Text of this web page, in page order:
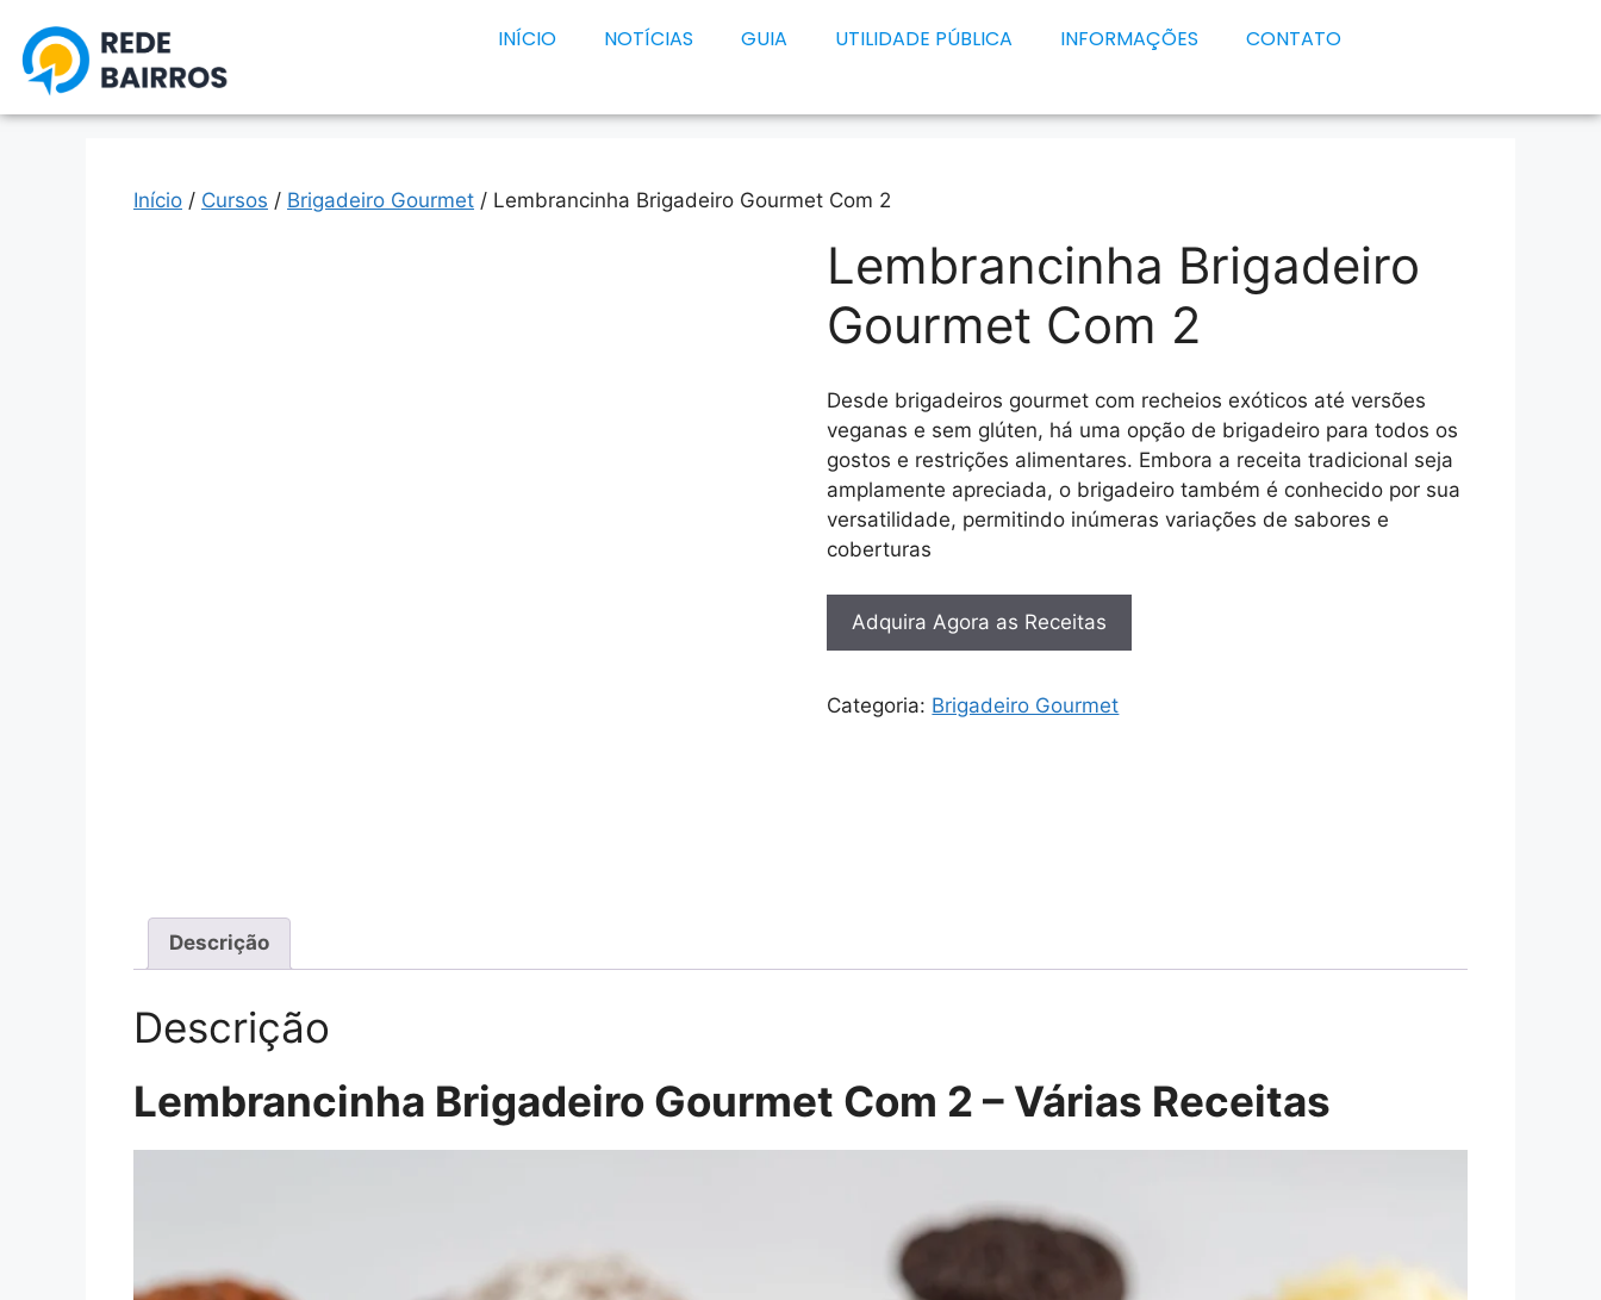
INÍCIO NOTÍCIAS GUIA UTILIDADE PÚBLICA INFORMAÇÕES CONTATO
Início / Cursos / Brigadeiro Gourmet / Lembrancinha Brigadeiro Gourmet Com 2
Lembrancinha Brigadeiro
Gourmet Com 2
Desde brigadeiros gourmet com recheios exóticos até versões
veganas e sem glúten, há uma opção de brigadeiro para todos os
gostos e restrições alimentares. Embora a receita tradicional seja
amplamente apreciada, o brigadeiro também é conhecido por sua
versatilidade, permitindo inúmeras variações de sabores e
coberturas
Adquira Agora as Receitas
Categoria: Brigadeiro Gourmet
Descrição
Descrição
Lembrancinha Brigadeiro Gourmet Com 2 – Várias Receitas